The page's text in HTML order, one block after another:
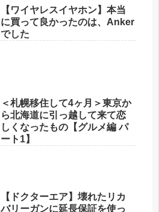
【ワイヤレスイヤホン】本当
に買って良かったのは、Anker
でした
＜札幌移住して4ヶ月＞東京か
ら北海道に引っ越して来て恋
しくなったもの【グルメ編 パ
ート1】
【ドクターエア】壊れたリカ
バリーガンに延長保証を使っ